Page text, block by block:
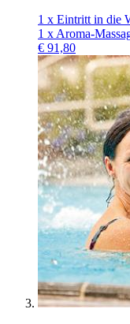
1 x Eintritt in die
1 x Aroma-
€ 91,80